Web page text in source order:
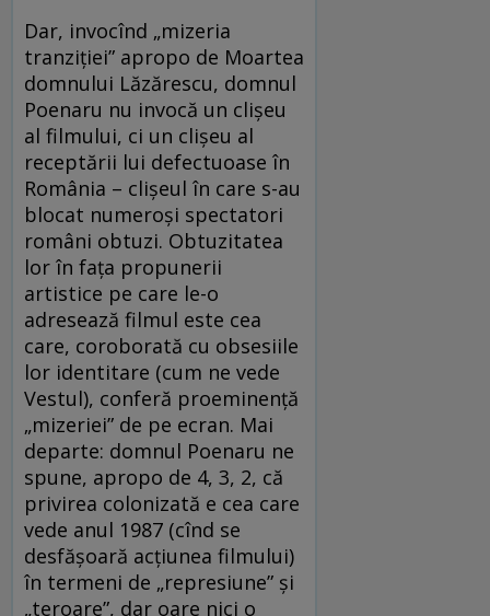
Dar, invocînd „mizeria
tranziţiei” apropo de Moartea
domnului Lăzărescu, domnul
Poenaru nu invocă un clişeu
al filmului, ci un clişeu al
receptării lui defectuoase în
România – clişeul în care s-au
blocat numeroşi spectatori
români obtuzi. Obtuzitatea
lor în faţa propunerii
artistice pe care le-o
adresează filmul este cea
care, coroborată cu obsesiile
lor identitare (cum ne vede
Vestul), conferă proeminenţă
„mizeriei” de pe ecran. Mai
departe: domnul Poenaru ne
spune, apropo de 4, 3, 2, că
privirea colonizată e cea care
vede anul 1987 (cînd se
desfăşoară acţiunea filmului)
în termeni de „represiune” şi
„teroare”, dar oare nici o